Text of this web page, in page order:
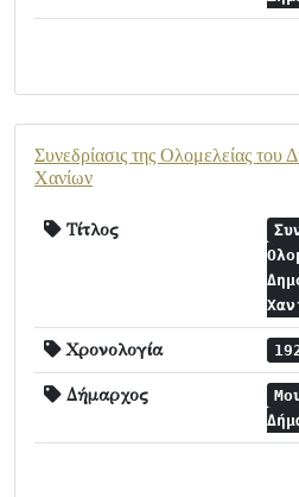
Συνεδρίασις της Ολομελείας του
Χανίων
Τίτλος
Χρονολογία
Δήμαρχος